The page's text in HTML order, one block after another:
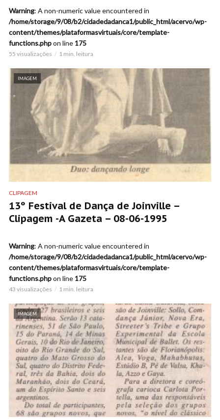
Warning: A non-numeric value encountered in
/home/storage/9/08/b2/cidadedadanca1/public_html/acervo/wp-
content/themes/plataformasvirtuais/core/template-
functions.phpon line 175
55 visualizações 1 min. leitura
IMAGEM
CLIPAGEM
13º Festival de Dança de Joinville –
Clipagem -A Gazeta – 08-06-1995
Warning: A non-numeric value encountered in
/home/storage/9/08/b2/cidadedadanca1/public_html/acervo/wp-
content/themes/plataformasvirtuais/core/template-
functions.phpon line 175
43 visualizações 1 min. leitura
IMAGEM